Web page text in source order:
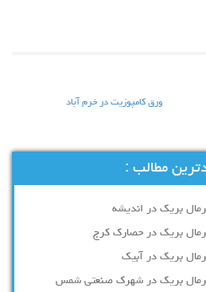
ورق کامپوزیت در خرم آباد
مطالب :
بریک در اندیشه
بریک در حصارک کرج
بریک در آبیک
ترمال بریک در شهرک صنعتی شمس